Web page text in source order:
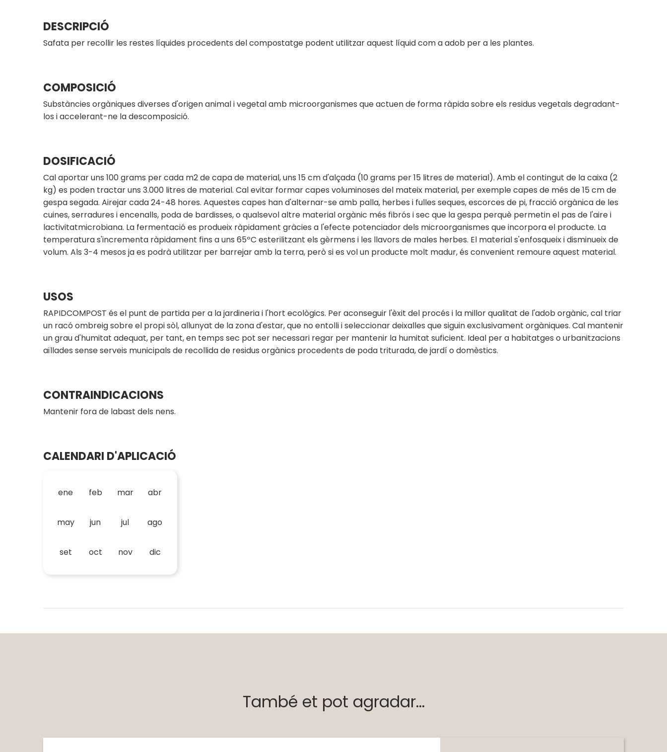
DESCRIPCIÓ
Safata per recollir les restes líquides procedents del compostatge podent utilitzar aquest líquid com a adob per a les plantes.
COMPOSICIÓ
Substàncies orgàniques diverses d'origen animal i vegetal amb microorganismes que actuen de forma ràpida sobre els residus vegetals degradant-
los i accelerant-ne la descomposició.
DOSIFICACIÓ
Cal aportar uns 100 grams per cada m2 de capa de material, uns 15 cm d'alçada (10 grams per 15 litres de material). Amb el contingut de la caixa (2
kg) es poden tractar uns 3.000 litres de material. Cal evitar formar capes voluminoses del mateix material, per exemple capes de més de 15 cm de
gespa segada. Airejar cada 24-48 hores. Aquestes capes han d'alternar-se amb palla, herbes i fulles seques, escorces de pi, fracció orgànica de les
cuines, serradures i encenalls, poda de bardisses, o qualsevol altre material orgànic més fibrós i sec que la gespa perquè permetin el pas de l'aire i
lactivitatmicrobiana. La fermentació es produeix ràpidament gràcies a l'efecte potenciador dels microorganismes que incorpora el producte. La
temperatura s'incrementa ràpidament fins a uns 65ºC esterilitzant els gèrmens i les llavors de males herbes. El material s'enfosqueix i disminueix de
volum. Als 3-4 mesos ja es podrà utilitzar per barrejar amb la terra, però si es vol un producte molt madur, és convenient remoure aquest material.
USOS
RAPIDCOMPOST és el punt de partida per a la jardineria i l'hort ecològics. Per aconseguir l'èxit del procés i la millor qualitat de l'adob orgànic, cal triar
un racó ombreig sobre el propi sòl, allunyat de la zona d'estar, que no entolli i seleccionar deixalles que siguin exclusivament orgàniques. Cal mantenir
un grau d'humitat adequat, per tant, en temps sec pot ser necessari regar per mantenir la humitat suficient. Ideal per a habitatges o urbanitzacions
aïllades sense serveis municipals de recollida de residus orgànics procedents de poda triturada, de jardí o domèstics.
CONTRAINDICACIONS
Mantenir fora de labast dels nens.
CALENDARI D'APLICACIÓ
ene feb mar abr
may jun jul ago
set oct nov dic
També et pot agradar...